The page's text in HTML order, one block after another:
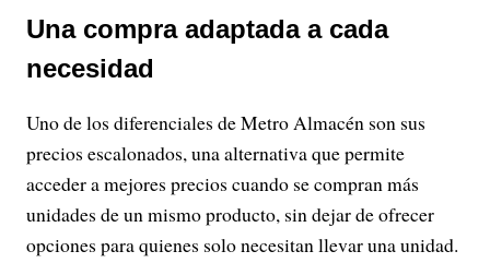
Una compra adaptada a cada
necesidad
Uno de los diferenciales de Metro Almacén son sus
precios escalonados, una alternativa que permite
acceder a mejores precios cuando se compran más
unidades de un mismo producto, sin dejar de ofrecer
opciones para quienes solo necesitan llevar una unidad.